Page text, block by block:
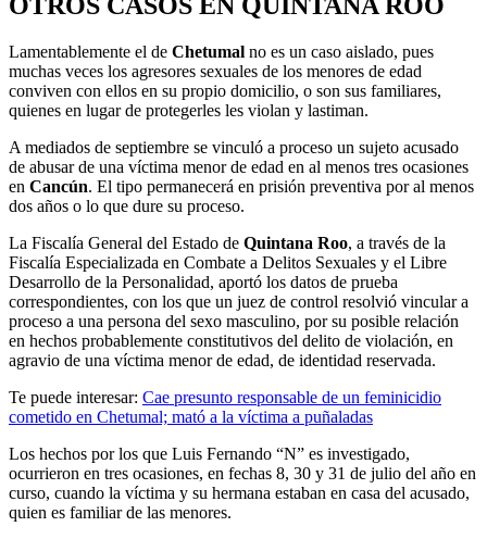
Lamentablemente el de Chetumal no es un caso aislado, pues
muchas veces los agresores sexuales de los menores de edad
conviven con ellos en su propio domicilio, o son sus familiares,
quienes en lugar de protegerles les violan y lastiman.
A mediados de septiembre se vinculó a proceso un sujeto acusado
de abusar de una víctima menor de edad en al menos tres ocasiones
en Cancún. El tipo permanecerá en prisión preventiva por al menos
dos años o lo que dure su proceso.
La Fiscalía General del Estado de Quintana Roo, a través de la
Fiscalía Especializada en Combate a Delitos Sexuales y el Libre
Desarrollo de la Personalidad, aportó los datos de prueba
correspondientes, con los que un juez de control resolvió vincular a
proceso a una persona del sexo masculino, por su posible relación
en hechos probablemente constitutivos del delito de violación, en
agravio de una víctima menor de edad, de identidad reservada.
Te puede interesar: Cae presunto responsable de un feminicidio
cometido en Chetumal; mató a la víctima a puñaladas
Los hechos por los que Luis Fernando “N” es investigado,
ocurrieron en tres ocasiones, en fechas 8, 30 y 31 de julio del año en
curso, cuando la víctima y su hermana estaban en casa del acusado,
quien es familiar de las menores.